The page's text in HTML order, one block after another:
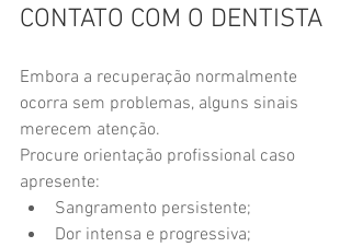
CONTATO COM O DENTISTA
Embora a recuperação normalmente
ocorra sem problemas, alguns sinais
merecem atenção.
Procure orientação profissional caso
apresente:
Sangramento persistente;
Dor intensa e progressiva;